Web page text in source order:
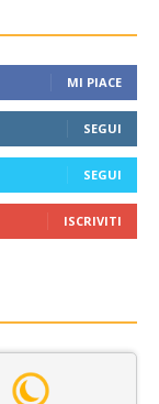
MI PIACE
SEGUI
SEGUI
ISCRIVITI